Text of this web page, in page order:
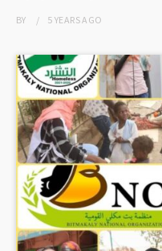
BY 5 YEARSAGO